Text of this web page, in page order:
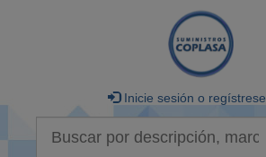
Inicie sesión o regístrese